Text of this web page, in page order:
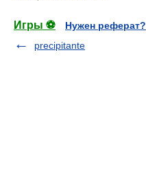
Игры ⚽
Нужен реферат?
precipitante